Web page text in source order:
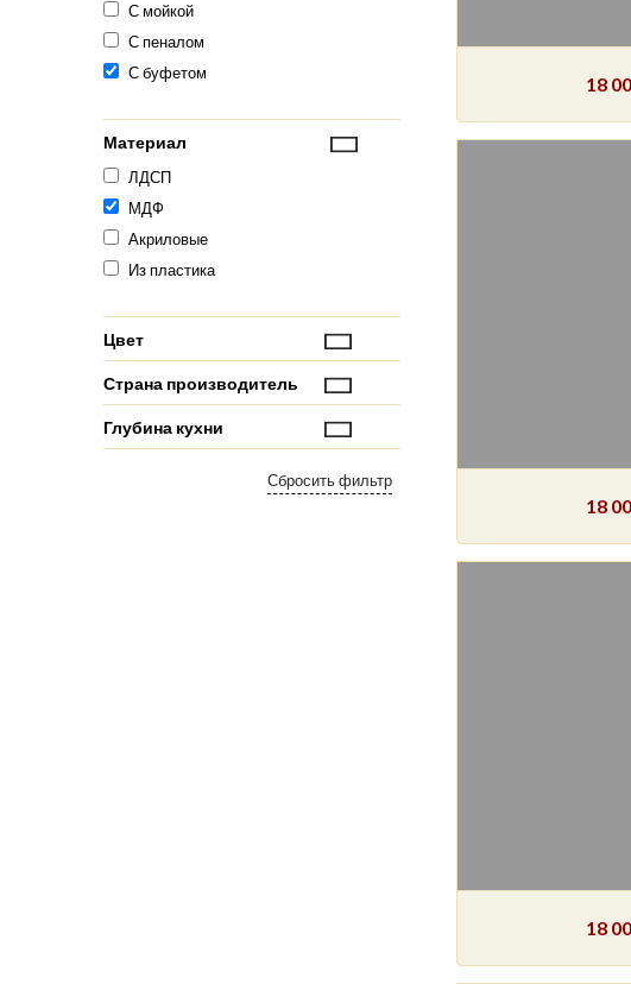
18
18
18
С мойкой
С пеналом
С буфетом
Материал
ЛДСП
МДФ
Акриловые
Из пластика
Цвет
Страна производитель
Глубина кухни